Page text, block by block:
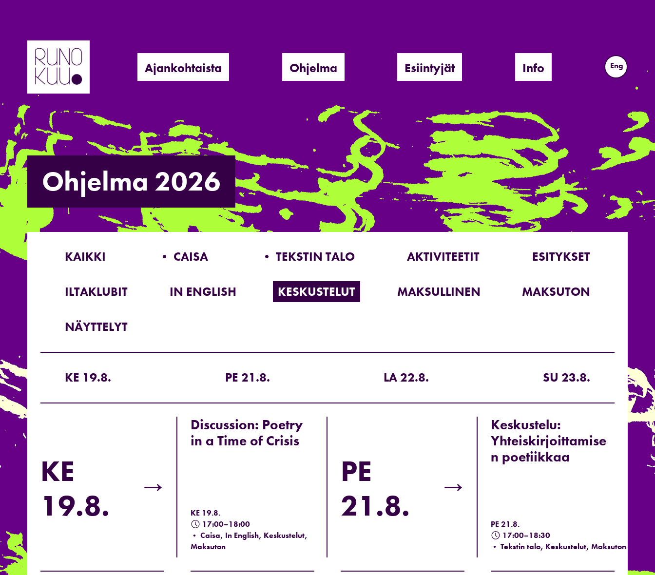
Hyppää
sisältöön
Ajankohtaista Ohjelma Esiintyjät Info Eng
Ohjelma 2026
KAIKKI • CAISA • TEKSTIN TALO AKTIVITEETIT ESITYKSET
ILTAKLUBIT IN ENGLISH KESKUSTELUT MAKSULLINEN MAKSUTON
NÄYTTELYT
KE 19.8. PE 21.8. LA 22.8. SU 23.8.
KE
19.8.
→
Discussion: Poetry
in a Time of Crisis
KE 19.8.
17:00–18:00
• Caisa, In English, Keskustelut,
Maksuton
PE
21.8.
→
Keskustelu:
Yhteiskirjoittamise
n poetiikkaa
PE 21.8.
17:00–18:30
• Tekstin talo, Keskustelut, Maksuton